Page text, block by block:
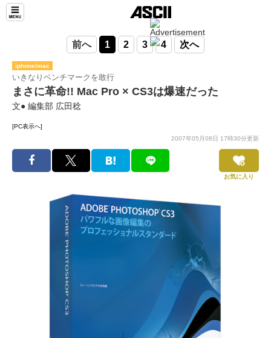
前へ 1 2 3 4 次へ
iphone/mac
いきなりベンチマークを敢行
まさに革命!! Mac Pro × CS3は爆速だった
文● 編集部 広田稔
[PC表示へ]
2007年05月08日 17時30分更新
お気に入り